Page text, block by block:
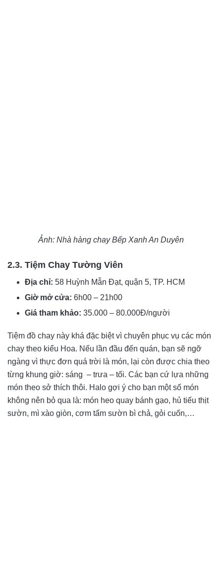
Ảnh: Nhà hàng chay Bếp Xanh An Duyên
2.3. Tiệm Chay Tường Viên
Địa chỉ: 58 Huỳnh Mẫn Đạt, quận 5, TP. HCM
Giờ mở cửa: 6h00 – 21h00
Giá tham khảo: 35.000 – 80.000Đ/người
Tiệm đồ chay này khá đặc biệt vì chuyên phục vụ các món
chay theo kiểu Hoa. Nếu lần đầu đến quán, bạn sẽ ngỡ
ngàng vì thực đơn quá trời là món, lại còn được chia theo
từng khung giờ: sáng – trưa – tối. Các bạn cứ lựa những
món theo sở thích thôi. Halo gợi ý cho bạn một số món
không nên bỏ qua là: món heo quay bánh gạo, hủ tiếu thịt
sườn, mì xào giòn, cơm tấm sườn bì chả, gỏi cuốn,…